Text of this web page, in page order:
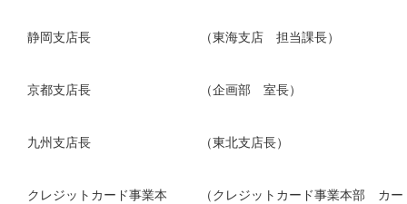
静岡支店長 （東海支店 担当課長）
京都支店長 （企画部 室長）
九州支店長 （東北支店長）
クレジットカード事業本
（クレジットカード事業本部 カ